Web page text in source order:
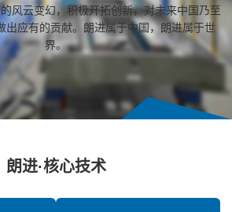
风云变幻，积极开拓创新，对未来中国乃至
出应有的贡献。朗进属于中国，朗进属于世
界。
朗进·核心技术